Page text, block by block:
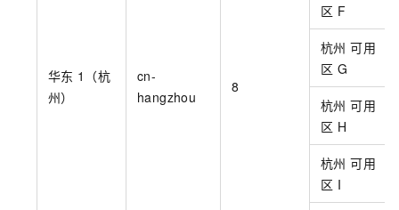
华东 1（杭
州）
cn-
hangzhou
8
区 F
杭州 可用
区 G
杭州 可用
区 H
杭州 可用
区 I